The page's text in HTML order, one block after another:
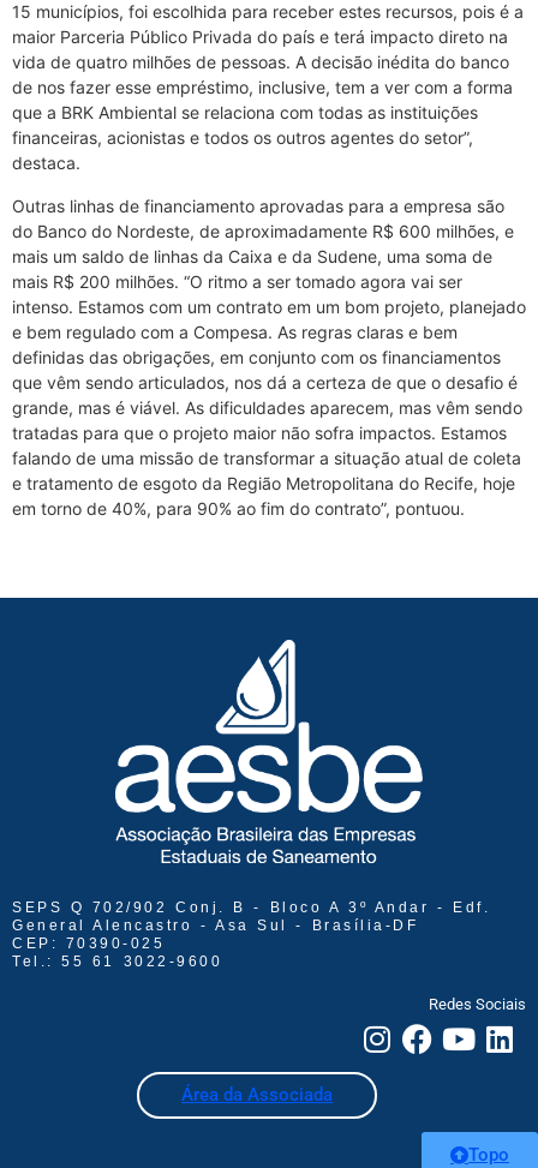
15 municípios, foi escolhida para receber estes recursos, pois é a
maior Parceria Público Privada do país e terá impacto direto na
vida de quatro milhões de pessoas. A decisão inédita do banco
de nos fazer esse empréstimo, inclusive, tem a ver com a forma
que a BRK Ambiental se relaciona com todas as instituições
financeiras, acionistas e todos os outros agentes do setor”,
destaca.
Outras linhas de financiamento aprovadas para a empresa são
do Banco do Nordeste, de aproximadamente R$ 600 milhões, e
mais um saldo de linhas da Caixa e da Sudene, uma soma de
mais R$ 200 milhões. “O ritmo a ser tomado agora vai ser
intenso. Estamos com um contrato em um bom projeto, planejado
e bem regulado com a Compesa. As regras claras e bem
definidas das obrigações, em conjunto com os financiamentos
que vêm sendo articulados, nos dá a certeza de que o desafio é
grande, mas é viável. As dificuldades aparecem, mas vêm sendo
tratadas para que o projeto maior não sofra impactos. Estamos
falando de uma missão de transformar a situação atual de coleta
e tratamento de esgoto da Região Metropolitana do Recife, hoje
em torno de 40%, para 90% ao fim do contrato”, pontuou.
SEPS Q 702/902 Conj. B - Bloco A 3º Andar - Edf.
General Alencastro - Asa Sul - Brasília-DF
CEP: 70390-025
Tel.: 55 61 3022-9600
Redes Sociais
Área da Associada
Topo